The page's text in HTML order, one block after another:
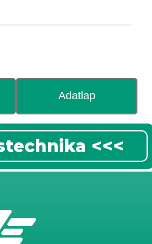
Adatlap
<<<